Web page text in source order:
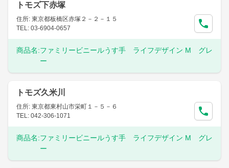
トモズ下赤塚
住所: 東京都板橋区赤塚２－２－１５
TEL: 03-6904-0657
商品名:ファミリービニールうす手 ライフデザイン M グレ
ー
トモズ久米川
住所: 東京都東村山市栄町１－５－６
TEL: 042-306-1071
商品名:ファミリービニールうす手 ライフデザイン M グレ
ー